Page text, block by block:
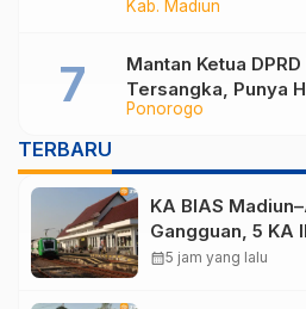
Kab. Madiun
Hasilkan PAD
Ponorogo
Mantan Ketua
Tersangka, Punya
Utang Rp1,4 Miliar
TERBARU
KA BIAS
Gangguan, 5 KA
calendar_month5 jam yang lalu